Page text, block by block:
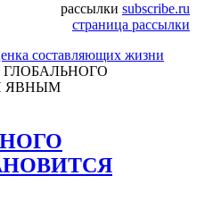
рассылки subscribe.ru
страница рассылки
составляющих жизни
ГЛОБАЛЬНОГО
ЯВНЫМ